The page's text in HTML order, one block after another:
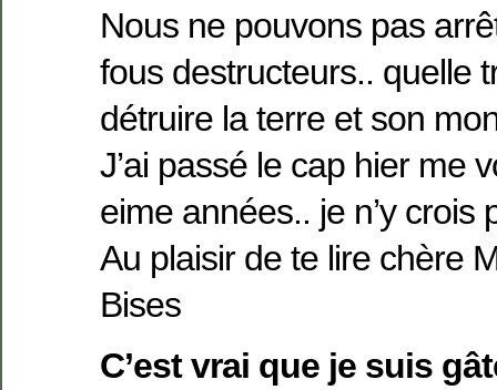
Nous ne pouvons pas
fous destructeurs.. quelle
détruire la terre et son
J’ai passé le cap hier me
eime années.. je n’y crois
Au plaisir de te lire chère
Bises
C’est vrai que je suis